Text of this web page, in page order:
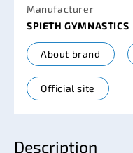
Manufacturer
SPIETH GYMNASTICS
About brand
Official site
Description